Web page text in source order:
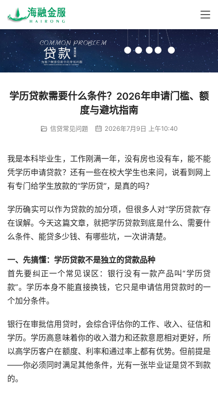
学历贷款需要什么条件？2026年申请门槛、额
度与避坑指南
信贷常见问题 2026年7月9日 上午10:40
我是本科毕业生，工作刚满一年，没有房也没有车，能不能
凭学历申请贷款？还有一些在校大学生也来问，说看到网上
有专门给学生放款的“学历贷”，是真的吗？
学历确实可以作为贷款的加分项，但很多人对“学历贷款”存
在误解。今天这篇文章，就把学历贷款到底是什么、需要什
么条件、能贷多少钱、有哪些坑，一次讲清楚。
一、先搞懂：学历贷款不是独立的贷款品种
首先要纠正一个常见误区：银行没有一款产品叫“学历贷
款”。学历本身不能直接换钱，它只是申请信用贷款时的一
个加分条件。
银行在审批信用贷时，会综合评估你的工作、收入、征信和
学历。学历高意味着你的收入潜力和还款意愿相对更好，所
以高学历客户在额度、利率和通过率上都有优势。但前提是
——你必须同时满足其他条件，光有一张毕业证是贷不到款
的。